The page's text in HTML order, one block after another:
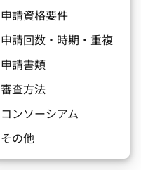
申請資格要件
申請回数・時期・重複
申請書類
審査方法
コンソーシアム
その他